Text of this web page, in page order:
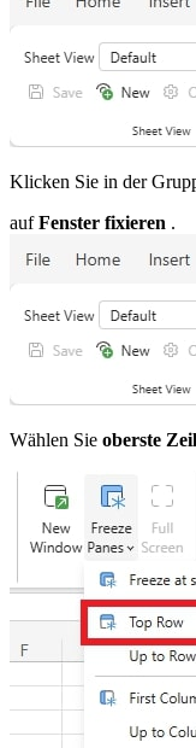
Klicken Sie in der
aufFenster fixieren .
Wählen Sie oberste